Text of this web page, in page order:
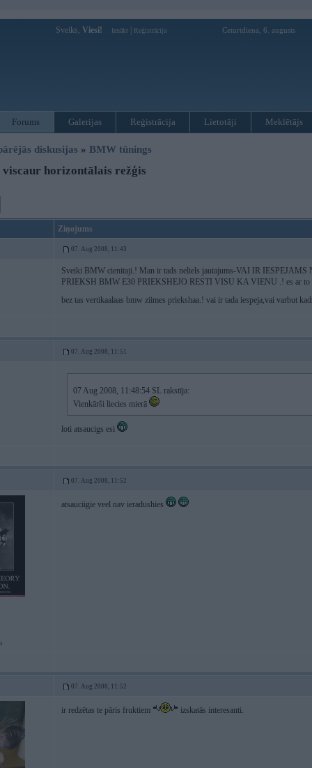
Sveiks, Viesi! Ienākt Reģistrācija Ceturtdiena, 6. augusts
Forums Galerijas Reģistrācija Lietotāji Meklētājs
diskusijas » BMW tūnings
viscaur horizontālais režģis
Ziņojums
07. Aug 2008, 11:43
Sveiki BMW cienitaji.! Man ir tads neliels jautajums-VAI IR
PRIEKSH BMW E30 PRIEKSHEJO RESTI VISU KA VIENU .! es ar to
bez tas vertikaalaas bmw ziimes priekshaa.! vai ir tada iespeja,vai varbut
07. Aug 2008, 11:51
07 Aug 2008, 11:48:54 SL rakstīja:
Vienkārši liecies mierā
loti atsaucigs esi
07. Aug 2008, 11:52
atsauciigie veel nav ieradushies
07. Aug 2008, 11:52
ir redzētas te pāris fruktiem izskatās interesanti.